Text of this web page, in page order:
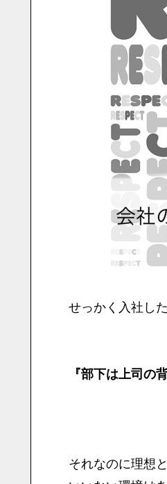
せっかく入社し
『部下は上司の
それなのに理想